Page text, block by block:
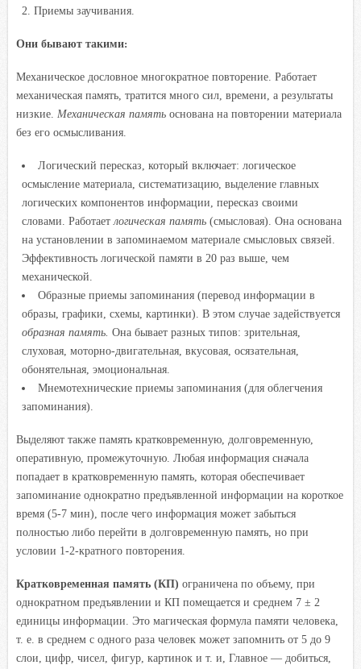
Приемы заучивания.
Они бывают такими:
Механическое дословное многократное повторение. Работает
механическая память, тратится много сил, времени, а результаты
низкие. Механическая память основана на повторении материала
без его осмысливания.
Логический пересказ, который включает: логическое
осмысление материала, систематизацию, выделение главных
логических компонентов информации, пересказ своими
словами. Работаетлогическая память (смысловая). Она основана
на установлении в запоминаемом материале смысловых связей.
Эффективность логической памяти в 20 раз выше, чем
механической.
Образные приемы запоминания (перевод информации в
образы, графики, схемы, картинки). В этом случае задействуется
образная память. Она бывает разных типов: зрительная,
слуховая, моторно-двигательная, вкусовая, осязательная,
обонятельная, эмоциональная.
Мнемотехнические приемы запоминания (для облегчения
запоминания).
Выделяют также память кратковременную, долговременную,
оперативную, промежуточную. Любая информация сначала
попадает в кратковременную память, которая обеспечивает
запоминание однократно предъявленной информации на короткое
время (5-7 мин), после чего информация может забыться
полностью либо перейти в долговременную память, но при
условии 1-2-кратного повторения.
Кратковременная память (КП) ограничена по объему, при
однократном предъявлении и КП помещается и среднем 7 ± 2
единицы информации. Это магическая формула памяти человека,
т. е. в среднем с одного раза человек может запомнить от 5 до 9
слои, цифр, чисел, фигур, картинок и т. и, Главное — добиться,